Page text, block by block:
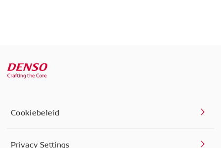
Cookiebeleid
Privacy Settings